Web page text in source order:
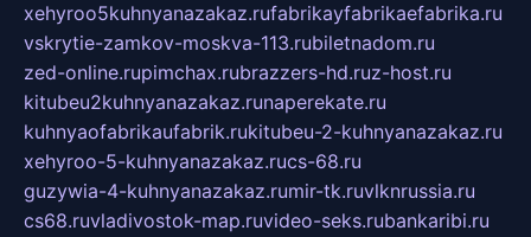
xehyroo5kuhnyanazakaz.rufabrikayfabrikaefabrika.ru
vskrytie-zamkov-moskva-113.rubiletnadom.ru
zed-online.rupimchax.rubrazzers-hd.ruz-host.ru
kitubeu2kuhnyanazakaz.runaperekate.ru
kuhnyaofabrikaufabrik.rukitubeu-2-kuhnyanazakaz.ru
xehyroo-5-kuhnyanazakaz.rucs-68.ru
guzywia-4-kuhnyanazakaz.rumir-tk.ruvlknrussia.ru
cs68.ruvladivostok-map.ruvideo-seks.rubankaribi.ru